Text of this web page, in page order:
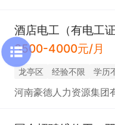
酒店电工（有电工
3500-4000元/月
龙亭区 经验不限 学历
河南豪德人力资源集团